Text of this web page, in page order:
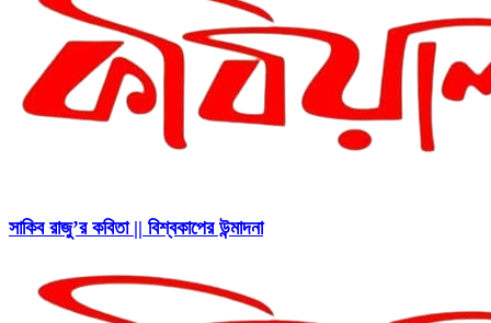
সাকিব রাজু’র কবিতা || বিশ্বকাপের উন্মাদনা